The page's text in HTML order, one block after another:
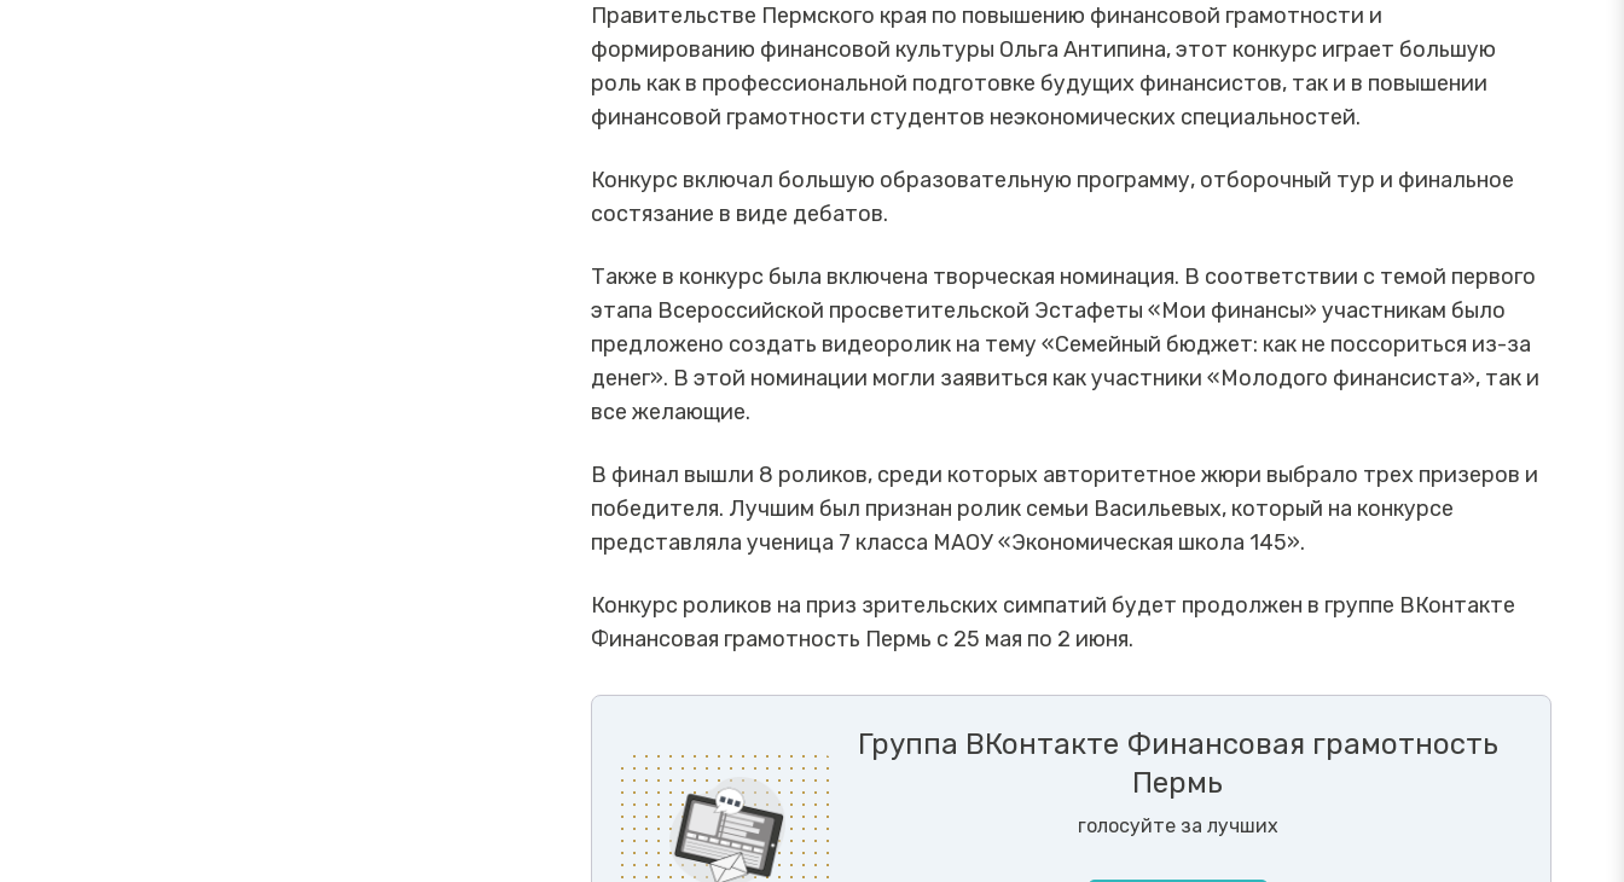
Правительстве Пермского края по повышению финансовой грамотности и
формированию финансовой культуры Ольга Антипина, этот конкурс играет большую
роль как в профессиональной подготовке будущих финансистов, так и в повышении
финансовой грамотности студентов неэкономических специальностей.
Конкурс включал большую образовательную программу, отборочный тур и финальное
состязание в виде дебатов.
Также в конкурс была включена творческая номинация. В соответствии с темой первого
этапа Всероссийской просветительской Эстафеты «Мои финансы» участникам было
предложено создать видеоролик на тему «Семейный бюджет: как не поссориться из-за
денег». В этой номинации могли заявиться как участники «Молодого финансиста», так и
все желающие.
В финал вышли 8 роликов, среди которых авторитетное жюри выбрало трех призеров и
победителя. Лучшим был признан ролик семьи Васильевых, который на конкурсе
представляла ученица 7 класса МАОУ «Экономическая школа 145».
Конкурс роликов на приз зрительских симпатий будет продолжен в группе ВКонтакте
Финансовая грамотность Пермь с 25 мая по 2 июня.
Группа ВКонтакте Финансовая грамотность
Пермь
голосуйте за лучших